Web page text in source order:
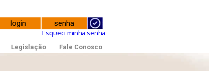
Esqueci minha senha
Legislação Fale Conosco